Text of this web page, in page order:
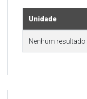
Unidade
Nenhum